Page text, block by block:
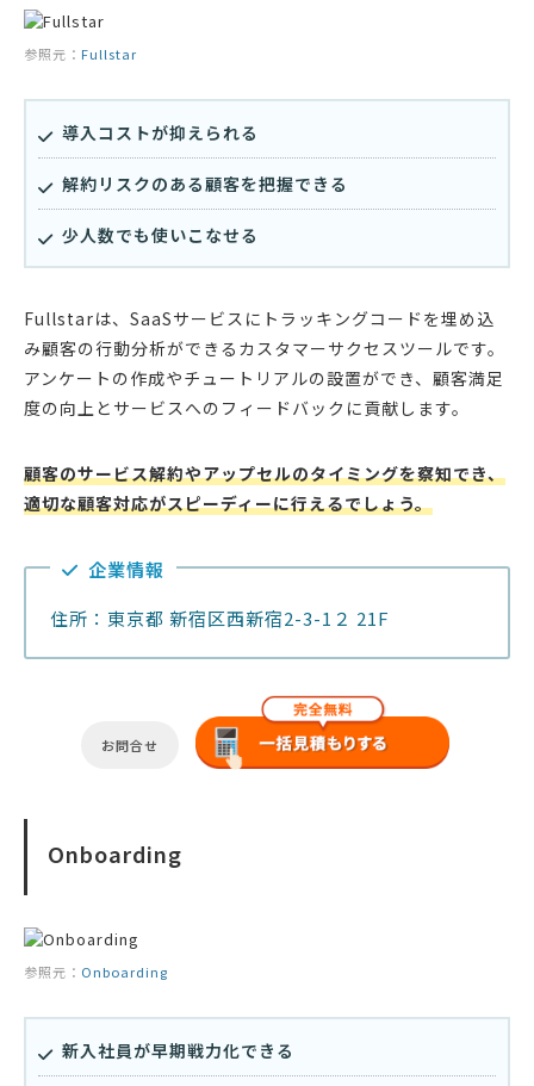
参照元： Fullstar
導入コストが抑えられる
解約リスクのある顧客を把握できる
少人数でも使いこなせる
Fullstarは、SaaSサービスにトラッキングコードを埋め込
み顧客の行動分析ができるカスタマーサクセスツールです。
アンケートの作成やチュートリアルの設置ができ、顧客満足
度の向上とサービスへのフィードバックに貢献します。
顧客のサービス解約やアップセルのタイミングを察知でき、
適切な顧客対応がスピーディーに行えるでしょう。
企業情報
住所：東京都 新宿区西新宿2-3-1２ 21F
お問合せ
Onboarding
参照元： Onboarding
新入社員が早期戦力化できる